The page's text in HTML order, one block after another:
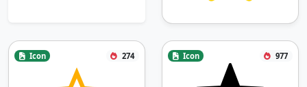
Icon 274 Icon 977